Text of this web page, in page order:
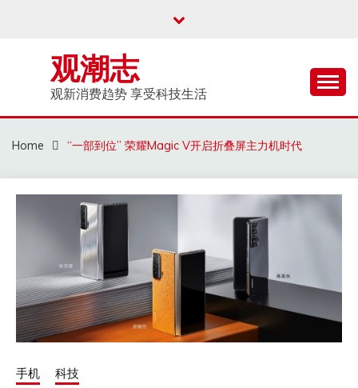
观潮志
观新消费趋势 享受科技生活
Home “一部到位” 荣耀Magic V开启折叠屏主力机时代
手机 科技